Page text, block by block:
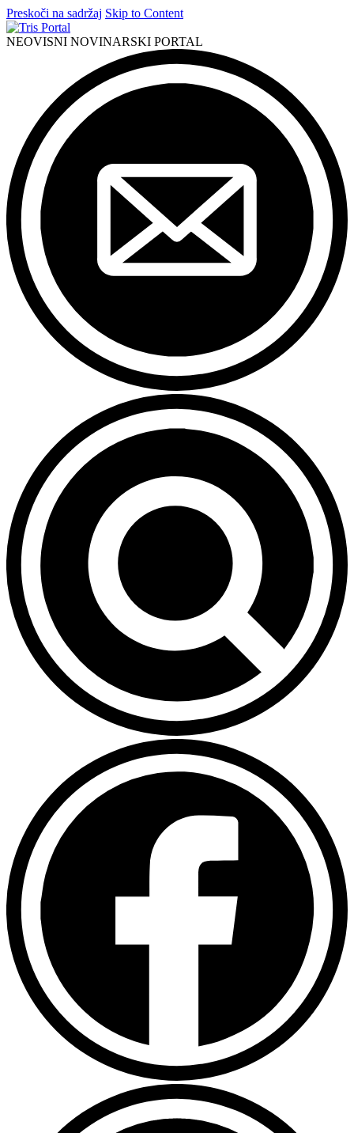
Preskoči na sadržaj Skip to Content
NEOVISNI NOVINARSKI PORTAL